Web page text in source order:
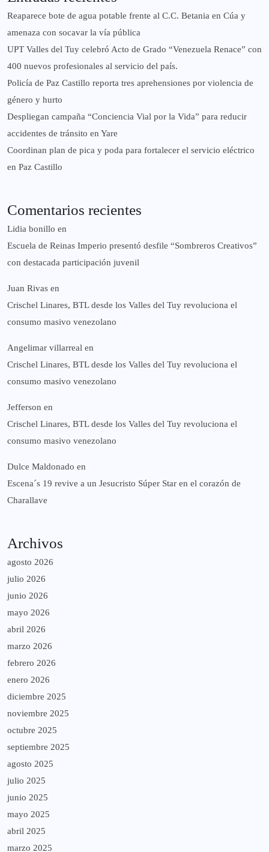
Reaparece bote de agua potable frente al C.C. Betania en Cúa y
amenaza con socavar la vía pública
UPT Valles del Tuy celebró Acto de Grado “Venezuela Renace” con
400 nuevos profesionales al servicio del país.
‎Policía de Paz Castillo reporta tres aprehensiones por violencia de
género y hurto
‎Despliegan campaña “Conciencia Vial por la Vida” para reducir
accidentes de tránsito en Yare
Coordinan plan de pica y poda para fortalecer el servicio eléctrico
en Paz Castillo
Comentarios recientes
Lidia bonillo en
Escuela de Reinas Imperio presentó desfile “Sombreros Creativos”
con destacada participación juvenil
Juan Rivas en
Crischel Linares, BTL desde los Valles del Tuy revoluciona el
consumo masivo venezolano
Angelimar villarreal en
Crischel Linares, BTL desde los Valles del Tuy revoluciona el
consumo masivo venezolano
Jefferson en
Crischel Linares, BTL desde los Valles del Tuy revoluciona el
consumo masivo venezolano
Dulce Maldonado en
Escena´s 19 revive a un Jesucristo Súper Star en el corazón de
Charallave
Archivos
agosto 2026
julio 2026
junio 2026
mayo 2026
abril 2026
marzo 2026
febrero 2026
enero 2026
diciembre 2025
noviembre 2025
octubre 2025
septiembre 2025
agosto 2025
julio 2025
junio 2025
mayo 2025
abril 2025
marzo 2025